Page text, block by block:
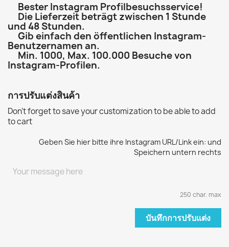
Bester Instagram Profilbesuchsservice!
Die Lieferzeit beträgt zwischen 1 Stunde
und 48 Stunden.
Gib einfach den öffentlichen Instagram-
Benutzernamen an.
Min. 1000, Max. 100.000 Besuche von
Instagram-Profilen.
การปรับแต่งสินค้า
Don't forget to save your customization to be able to add
to cart
Geben Sie hier bitte ihre Instagram URL/Link ein: und
Speichern untern rechts
250 char. max
บันทึกการปรับแต่ง